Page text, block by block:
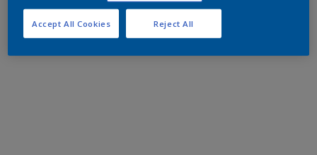
Reject All
Accept All Cookies